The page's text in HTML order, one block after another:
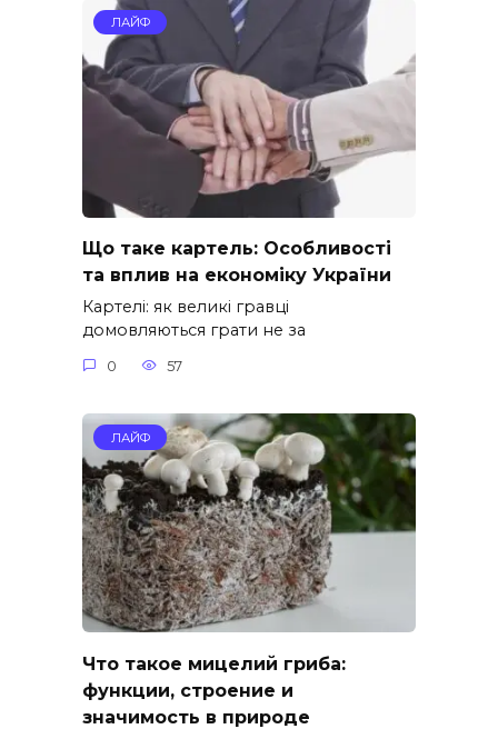
ЛАЙФ
Що таке картель: Особливості
та вплив на економіку України
Картелі: як великі гравці
домовляються грати не за
0 57
ЛАЙФ
Что такое мицелий гриба:
функции, строение и
значимость в природе